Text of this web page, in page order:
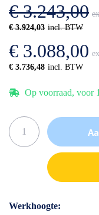
gallerij
€ 3.924,03
€ 3.243,00
€ 3.736,48
€ 3.088,00
Op voorraad, voor
Specificaties
Werkhoogte